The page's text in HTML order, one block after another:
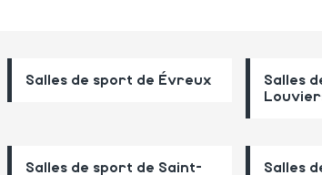
Salles de sport de Évreux
Salles
Salles de sport de Saint- Salles